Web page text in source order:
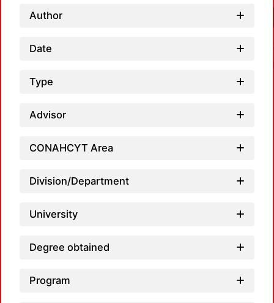
Author
Date
Type
Advisor
CONAHCYT Area
Division/Department
University
Degree obtained
Program